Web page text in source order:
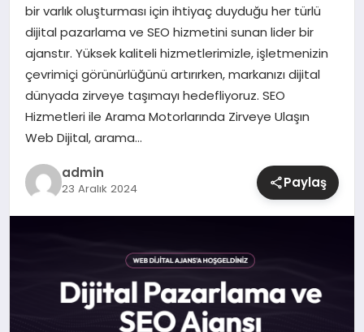
SIYASET
SPOR
TEKNOLOJI
YAŞAM
bir varlık oluşturması için ihtiyaç duyduğu her türlü
dijital pazarlama ve SEO hizmetini sunan lider bir
ajanstır. Yüksek kaliteli hizmetlerimizle, işletmenizin
çevrimiçi görünürlüğünü artırırken, markanızı dijital
dünyada zirveye taşımayı hedefliyoruz. SEO
Hizmetleri ile Arama Motorlarında Zirveye Ulaşın
Web Dijital, arama…
admin
23 Aralık 2024 Paylaş